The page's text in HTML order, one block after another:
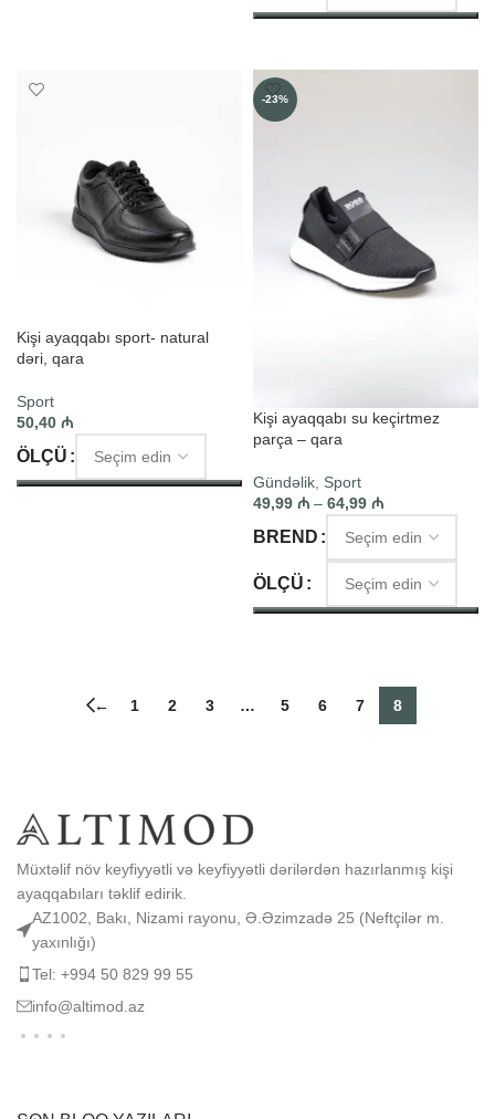
Kişi ayaqqabı sport- natural
dəri, qara
Sport
50,40 ₼
ÖLÇÜ
-23%
Kişi ayaqqabı su keçirtmez
parça – qara
Gündəlik Sport
49,99 ₼ – 64,99 ₼
BREND
ÖLÇÜ
← 1 2 3 … 5 6 7 8
Müxtəlif növ keyfiyyətli və keyfiyyətli dərilərdən hazırlanmış kişi
ayaqqabıları təklif edirik.
AZ1002, Bakı, Nizami rayonu, Ə.Əzimzadə 25 (Neftçilər m.
yaxınlığı)
Tel: +994 50 829 99 55
info@altimod.az